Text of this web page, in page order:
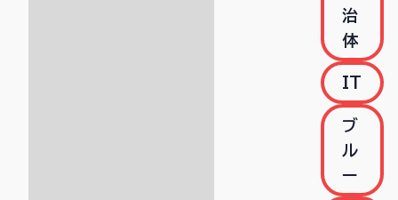
治
体
IT
ブ
ル
ー